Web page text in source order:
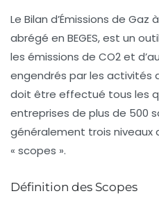
Le Bilan d’Émissions de Gaz
abrégé en BEGES, est un
les émissions de CO2 et
engendrés par les activités
doit être effectué tous les
entreprises de plus de 500
généralement trois niveaux
« scopes ».
Définition des Scopes